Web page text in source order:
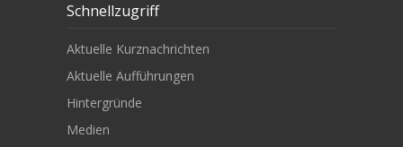
Schnellzugriff
Aktuelle Kurznachrichten
Aktuelle Aufführungen
Hintergründe
Medien